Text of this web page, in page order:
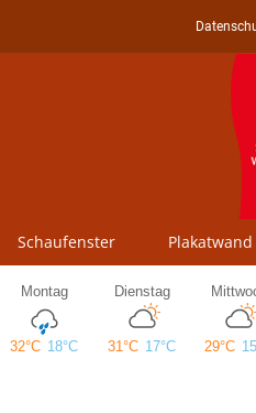
Schaufenster Plakatwand